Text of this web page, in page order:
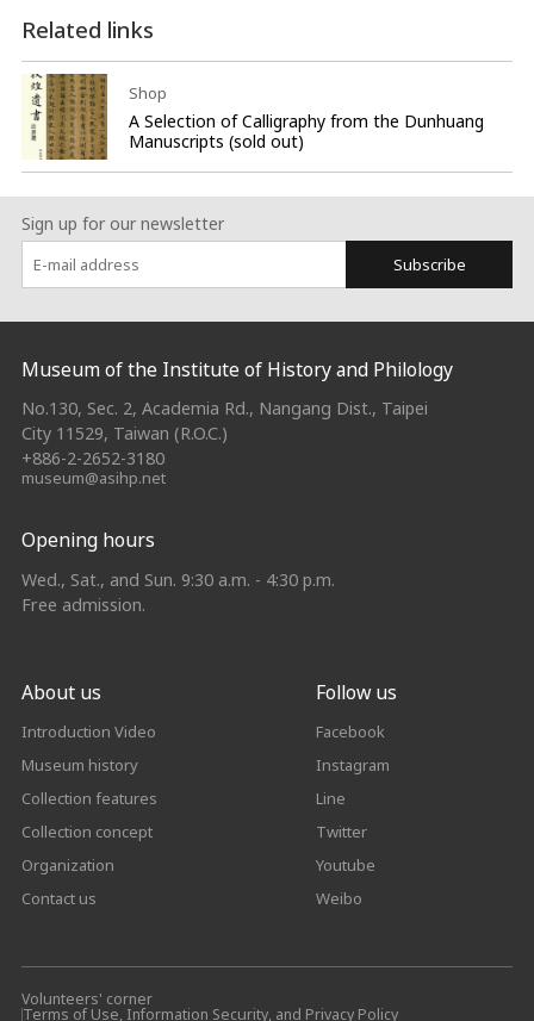
Related links
Shop
A Selection of Calligraphy from the Dunhuang
Manuscripts (sold out)
Sign up for our newsletter
Subscribe
:::
Museum of the Institute of History and Philology
No.130, Sec. 2, Academia Rd., Nangang Dist., Taipei
City 11529, Taiwan (R.O.C.)
+886-2-2652-3180
museum@asihp.net
Opening hours
Wed., Sat., and Sun. 9:30 a.m. - 4:30 p.m.
Free admission.
About us
Introduction Video
Museum history
Collection features
Collection concept
Organization
Contact us
Follow us
Facebook
Instagram
Line
Twitter
Youtube
Weibo
Volunteers' corner
Terms of Use, Information Security, and Privacy Policy